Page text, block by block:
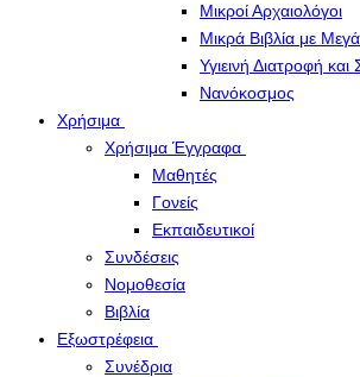
Μικροί Αρχαιολόγοι
Μικρά Βιβλία με
Υγιεινή Διατροφή και
Νανόκοσμος
Χρήσιμα
Χρήσιμα Έγγραφα
Μαθητές
Γονείς
Εκπαιδευτικοί
Συνδέσεις
Νομοθεσία
Βιβλία
Εξωστρέφεια
Συνέδρια